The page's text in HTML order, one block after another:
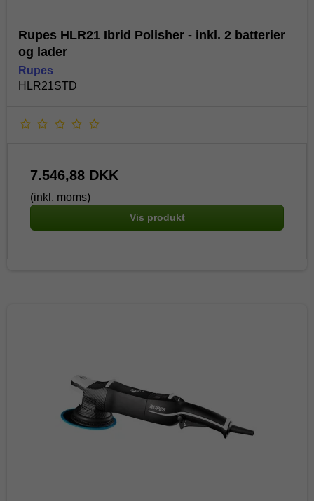
Rupes HLR21 Ibrid Polisher - inkl. 2 batterier
og lader
Rupes
HLR21STD
7.546,88 DKK
(inkl. moms)
Vis produkt